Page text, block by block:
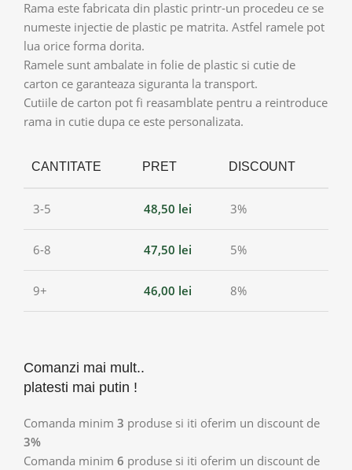
Rama este fabricata din plastic printr-un procedeu ce se
numeste injectie de plastic pe matrita. Astfel ramele pot
lua orice forma dorita.
Ramele sunt ambalate in folie de plastic si cutie de
carton ce garanteaza siguranta la transport.
Cutiile de carton pot fi reasamblate pentru a reintroduce
rama in cutie dupa ce este personalizata.
CANTITATE PRET DISCOUNT
3-5 48,50 lei 3%
6-8 47,50 lei 5%
9+ 46,00 lei 8%
Comanzi mai mult..
platesti mai putin !
Comanda minim 3 produse si iti oferim un discount de
3%
Comanda minim 6 produse si iti oferim un discount de